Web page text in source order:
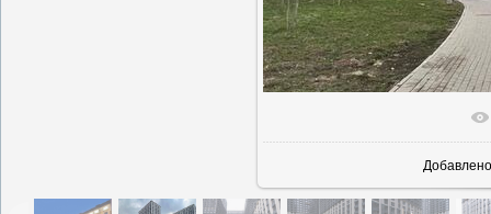
В
Добавлено